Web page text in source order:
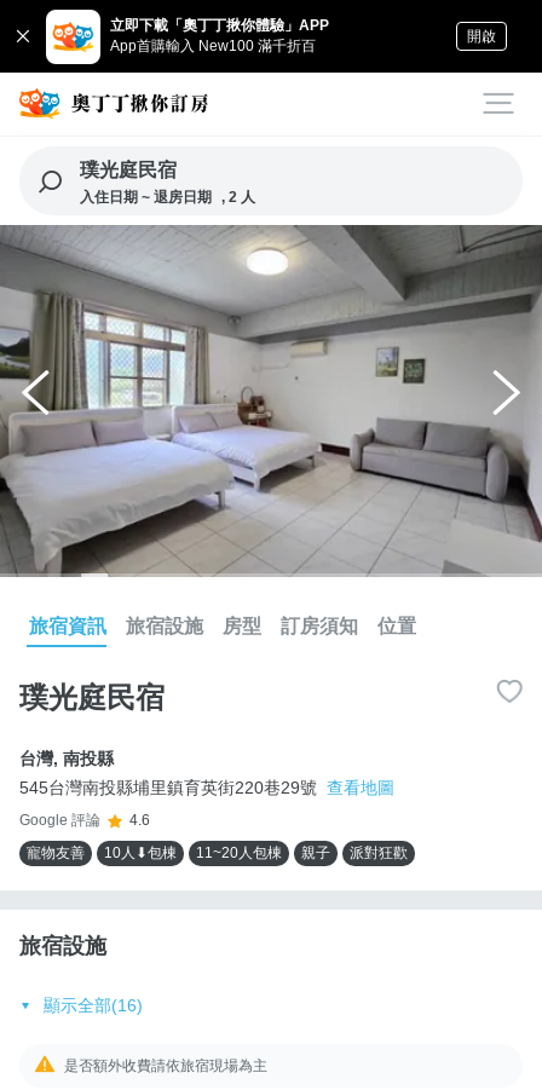
立即下載「奧丁丁揪你體驗」APP
App首購輸入 New100 滿千折百
開啟
璞光庭民宿
入住日期 ~ 退房日期 , 2 人
旅宿資訊 旅宿設施 房型 訂房須知 位置
璞光庭民宿
台灣, 南投縣
545台灣南投縣埔里鎮育英街220巷29號 查看地圖
Google 評論
4.6
寵物友善
10人⬇包棟 11~20人包棟 親子 派對狂歡
旅宿設施
顯示全部(16)
是否額外收費請依旅宿現場為主